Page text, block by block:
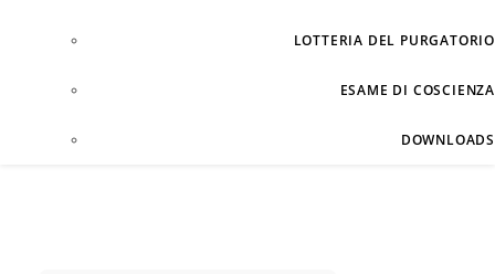
LOTTERIA DEL PURGATORIO
ESAME DI COSCIENZA
DOWNLOADS